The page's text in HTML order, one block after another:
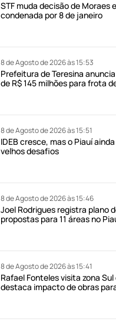
STF muda decisão de Moraes
condenada por 8 de janeiro
8 de Agosto de 2026 às 15:53
Prefeitura de Teresina
de R$ 145 milhões para frota
8 de Agosto de 2026 às 15:51
IDEB cresce, mas o Piauí
velhos desafios
8 de Agosto de 2026 às 15:46
Joel Rodrigues registra plano
propostas para 11 áreas no
8 de Agosto de 2026 às 15:41
Rafael Fonteles visita zona Sul
destaca impacto de obras